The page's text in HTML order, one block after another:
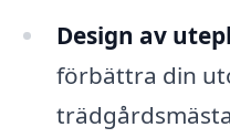
Design av
förbättra din